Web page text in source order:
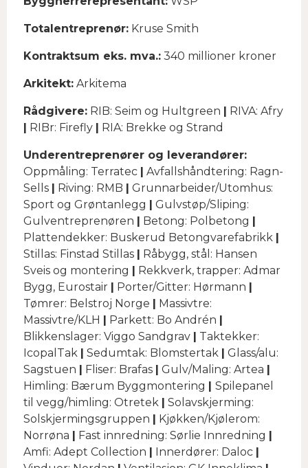
Totalentreprenør: Kruse Smith
Kontraktsum eks. mva.: 340 millioner kroner
Arkitekt: Arkitema
Rådgivere: RIB: Seim og Hultgreen
RIVA: Afry
RIBr: Firefly RIA: Brekke og Strand
Underentreprenører og leverandører:
Oppmåling: Terratec
Avfallshåndtering: Ragn-
Sells
Riving: RMB
Grunnarbeider/Utomhus:
Sport og Grøntanlegg
Gulvstøp/Sliping:
Gulventreprenøren
Betong: Polbetong
Plattendekker: Buskerud Betongvarefabrikk
Stillas: Finstad Stillas
Råbygg, stål: Hansen
Sveis og montering
Rekkverk, trapper: Admar
Bygg, Eurostair
Porter/Gitter: Hørmann
Tømrer: Belstroj Norge
Massivtre:
Massivtre/KLH
Parkett: Bo Andrén
Blikkenslager: Viggo Sandgrav
Taktekker:
IcopalTak
Sedumtak: Blomstertak
Glass/alu:
Sagstuen
Fliser: Brafas Gulv/Maling: Artea
Himling: Bærum Byggmontering
Spilepanel
til vegg/himling: Otretek
Solavskjerming:
Solskjermingsgruppen
Kjøkken/Kjølerom:
Norrøna
Fast innredning: Sørlie Innredning
Amfi: Adept Collection
Innerdører: Daloc